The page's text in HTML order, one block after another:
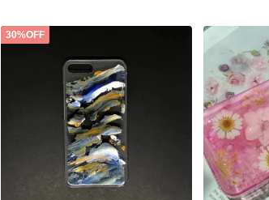
30%OFF